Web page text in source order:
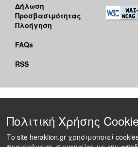
Δήλωση
Προσβασιμότητας
Πλοήγηση
FAQs
RSS
Πολιτική Χρήσης
Το site heraklion.gr χρησιμοποιεί